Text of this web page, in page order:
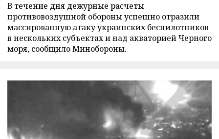
В течение дня дежурные расчеты
противовоздушной обороны успешно отразили
массированную атаку украинских беспилотников
в нескольких субъектах и над акваторией Черного
моря, сообщило Минобороны.